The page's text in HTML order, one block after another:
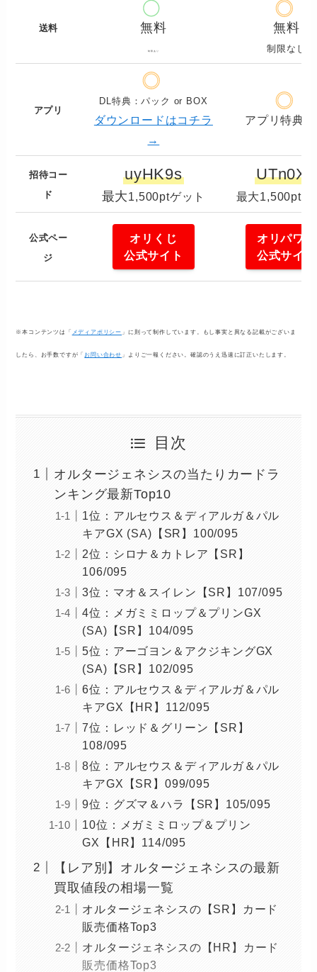
送料 無料
制限あり
無料
制限なし
アプリ
DL特典：パック or BOX
ダウンロードはコチラ
→
アプリ特典
招待コー
ド
uyHK9s
最大1,500ptゲット
UTn0XF
最大1,500ptゲ
公式ペー
ジ
オリくじ
公式サイト
オリパワン
公式サイト
※本コンテンツは「 メディアポリシー 」に則って制作しています。もし事実と異なる記載がございま
したら、お手数ですが「お問い合わせ 」よりご一報ください。確認のうえ迅速に訂正いたします。
目次
オルタージェネシスの当たりカードラ
ンキング最新Top10
1位：アルセウス＆ディアルガ＆パル
キアGX (SA)【SR】100/095
2位：シロナ＆カトレア【SR】
106/095
3位：マオ＆スイレン【SR】107/095
4位：メガミミロップ＆プリンGX
(SA)【SR】104/095
5位：アーゴヨン＆アクジキングGX
(SA)【SR】102/095
6位：アルセウス＆ディアルガ＆パル
キアGX【HR】112/095
7位：レッド＆グリーン【SR】
108/095
8位：アルセウス＆ディアルガ＆パル
キアGX【SR】099/095
9位：グズマ＆ハラ【SR】105/095
10位：メガミミロップ＆プリン
GX【HR】114/095
【レア別】オルタージェネシスの最新
買取値段の相場一覧
オルタージェネシスの【SR】カード
販売価格Top3
オルタージェネシスの【HR】カード
販売価格Top3